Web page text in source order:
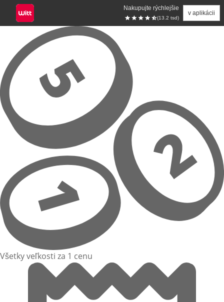
Nakupujte rýchlejšie
(13.2 tsd)
v aplikácii
Prejsť na hlavný obsah
Všetky veľkosti za 1 cenu